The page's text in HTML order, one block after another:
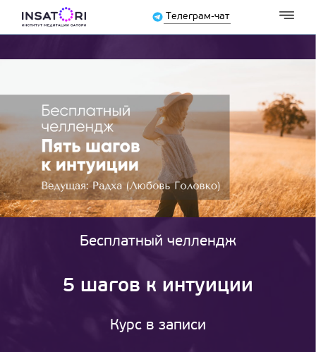
Телеграм-чат
Бесплатный челлендж
5 шагов к интуиции
Курс в записи